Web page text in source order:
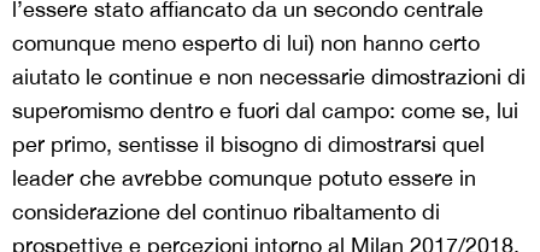
l’essere stato affiancato da un secondo centrale
comunque meno esperto di lui) non hanno certo
aiutato le continue e non necessarie dimostrazioni di
superomismo dentro e fuori dal campo: come se, lui
per primo, sentisse il bisogno di dimostrarsi quel
leader che avrebbe comunque potuto essere in
considerazione del continuo ribaltamento di
prospettive e percezioni intorno al Milan 2017/2018.